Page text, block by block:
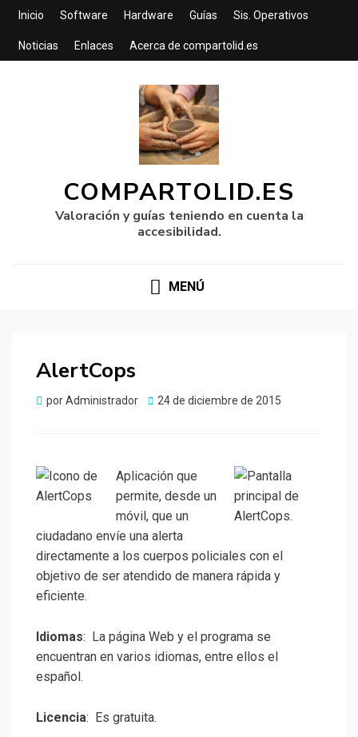
Inicio Software Hardware Guías Sis. Operativos
Noticias Enlaces Acerca de compartolid.es
COMPARTOLID.ES
Valoración y guías teniendo en cuenta la
accesibilidad.
MENÚ
AlertCops
porAdministrador
Publicado
24 de diciembre de 2015
Aplicación que
permite, desde un
móvil, que un
ciudadano envíe una alerta
directamente a los cuerpos policiales con el
objetivo de ser atendido de manera rápida y
eficiente.
Idiomas: La página Web y el programa se
encuentran en varios idiomas, entre ellos el
español.
Licencia: Es gratuita.